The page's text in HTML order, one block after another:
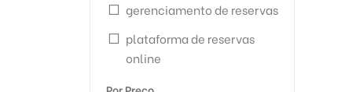
gerenciamento de reservas
plataforma de reservas
online
plataforma de reservas